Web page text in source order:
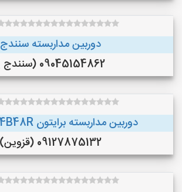
دوربین مداربسته سنندج
09045154862 (سنندج )
دوربین مداربسته برایتون 24B48Rضمانت
09127875132 (قزوین)